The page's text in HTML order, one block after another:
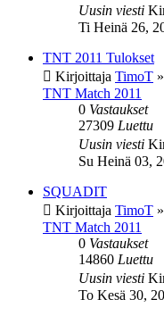
Uusin viesti
Ti Heinä 26,
TNT 2011 Tulokset
Kirjoittaja TimoT »
TNT Match 2011
0 Vastaukset
27309 Luettu
Uusin viesti
Su Heinä 03,
SQUADIT
Kirjoittaja TimoT »
TNT Match 2011
0 Vastaukset
14860 Luettu
Uusin viesti
To Kesä 30,